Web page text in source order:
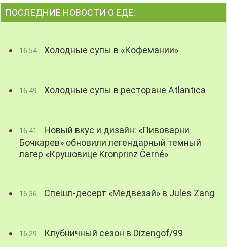
ПОСЛЕДНИЕ НОВОСТИ О ЕДЕ:
16:54 Холодные супы в «Кофемании»
16:49 Холодные супы в ресторане Atlantica
16:41
Новый вкус и дизайн: «Пивоварни
Бочкарев» обновили легендарный темный
лагер «Крушовице Kronprinz Černé»
16:36 Спешл-десерт «Медвезай» в Jules Zang
16:29 Клубничный сезон в Dizengof/99